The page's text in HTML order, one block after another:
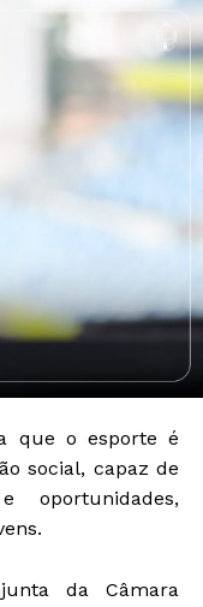
que o esporte é
social, capaz de
oportunidades,
da Câmara